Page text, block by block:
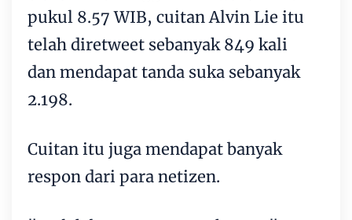
pukul 8.57 WIB, cuitan Alvin Lie itu
telah diretweet sebanyak 849 kali
dan mendapat tanda suka sebanyak
2.198.
Cuitan itu juga mendapat banyak
respon dari para netizen.